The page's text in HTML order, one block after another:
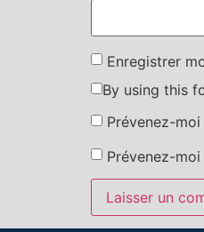
Enregistrer
By using this
Prévenez-
Prévenez-